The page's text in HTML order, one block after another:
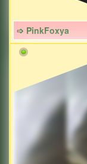
➩ PinkFoxya